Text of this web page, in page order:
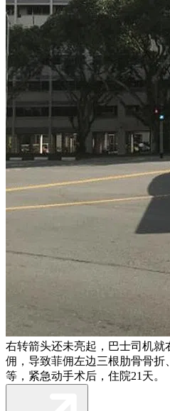
右转箭头还未亮起，巴士司机
佣，导致菲佣左边三根肋骨骨折
等，紧急动手术后，住院21天。